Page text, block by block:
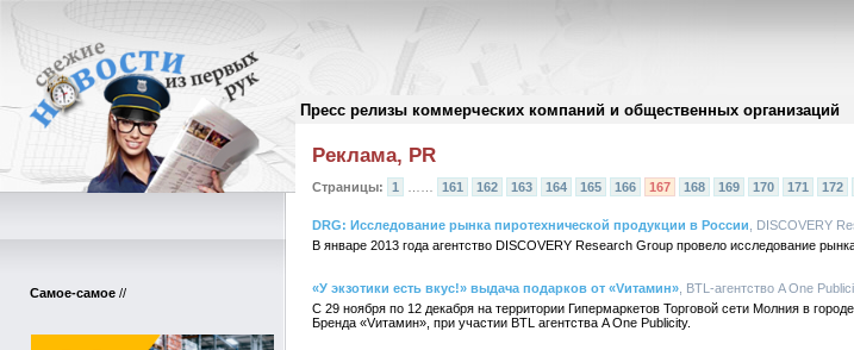
Пресс релизы коммерческих компаний и общественных организаций
Самое-самое //
Архив пресс-релизов//
Реклама, PR
Страницы: 1 161 162 163 164 165 166 167 168 169 170 171 172
DRG: Исследование рынка пиротехнической продукции в России , DISCOVERY
В январе 2013 года агентство DISCOVERY Research Group провело исследование
«У экзотики есть вкус!» выдача подарков от «Vитамин» , BTL-агентство A One
С 29 ноября по 12 декабря на территории Гипермаркетов Торговой сети Молния в
Бренда «Vитамин», при участии BTL агентства A One Publicity.